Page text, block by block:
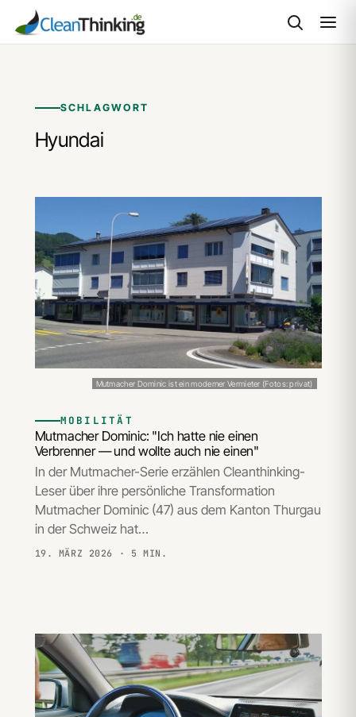
SCHLAGWORT
Hyundai
Mutmacher Dominic ist ein moderner Vermieter (Fotos: privat)
MOBILITÄT
Mutmacher Dominic: "Ich hatte nie einen
Verbrenner — und wollte auch nie einen"
In der Mutmacher-Serie erzählen Cleanthinking-
Leser über ihre persönliche Transformation
Mutmacher Dominic (47) aus dem Kanton Thurgau
in der Schweiz hat…
19. MÄRZ 2026 · 5 MIN.